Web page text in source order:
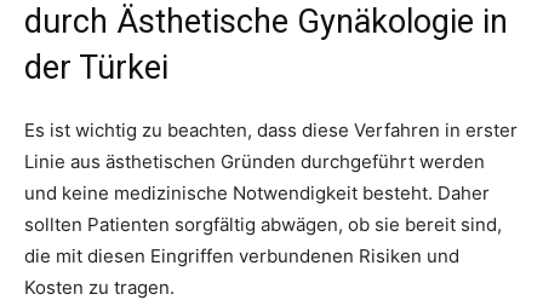
durch Ästhetische Gynäkologie in
der Türkei
Es ist wichtig zu beachten, dass diese Verfahren in erster
Linie aus ästhetischen Gründen durchgeführt werden
und keine medizinische Notwendigkeit besteht. Daher
sollten Patienten sorgfältig abwägen, ob sie bereit sind,
die mit diesen Eingriffen verbundenen Risiken und
Kosten zu tragen.